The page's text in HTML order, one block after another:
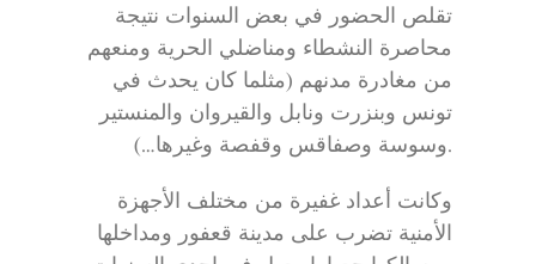
تقلص الحضور في بعض السنوات نتيجة
محاصرة النشطاء ومناضلي الحرية ومنعهم
من مغادرة مدنهم (مثلما كان يحدث في
تونس وبنزرت ونابل والقيروان والمنستير
وسوسة وصفاقس وقفصة وغيرها…).
وكانت أعداد غفيرة من مختلف الأجهزة
الأمنية تضرب على مدينة قعفور ومداخلها